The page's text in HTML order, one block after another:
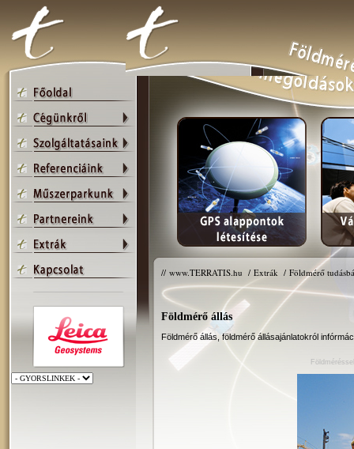
// www.TERRATIS.hu / Extrák / Földmérő
Földmérő állás
Földmérő állás, földmérő állásajánlatokról